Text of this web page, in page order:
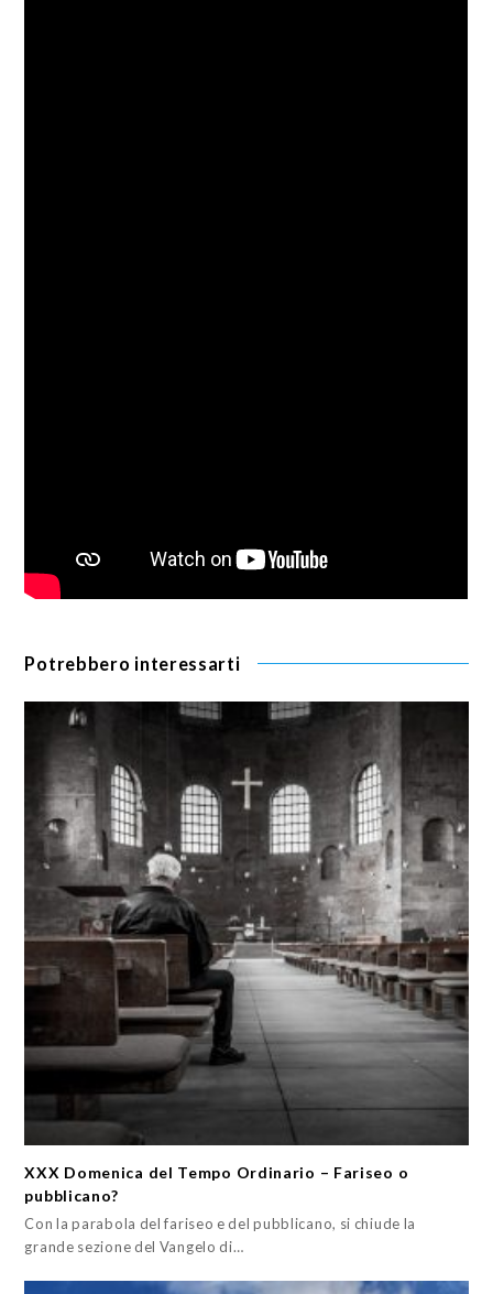
Potrebbero interessarti
XXX Domenica del Tempo Ordinario – Fariseo o
pubblicano?
Con la parabola del fariseo e del pubblicano, si chiude la
grande sezione del Vangelo di…